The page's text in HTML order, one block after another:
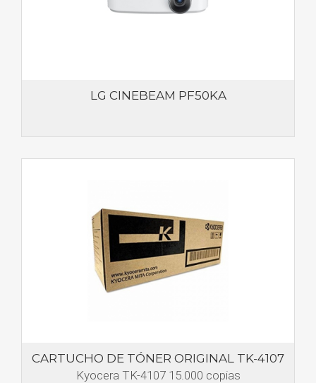
LG CINEBEAM PF50KA
CARTUCHO DE TÓNER ORIGINAL TK-4107
Kyocera TK-4107 15.000 copias